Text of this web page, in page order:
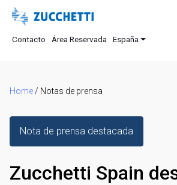
Contacto Área Reservada España
Home / Notas de prensa
Nota de prensa destacada
Zucchetti Spain